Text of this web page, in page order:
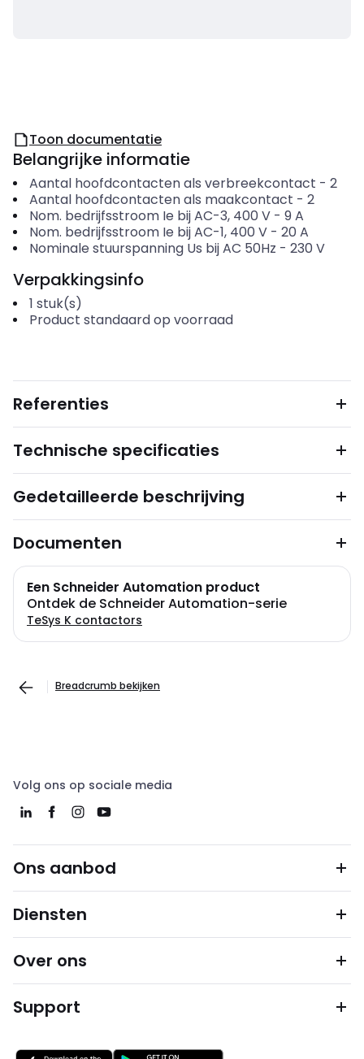
Toon documentatie
Belangrijke informatie
Aantal hoofdcontacten als verbreekcontact - 2
Aantal hoofdcontacten als maakcontact - 2
Nom. bedrijfsstroom Ie bij AC-3, 400 V- 9 A
Nom. bedrijfsstroom Ie bij AC-1, 400 V- 20 A
Nominale stuurspanning Us bij AC 50Hz - 230 V
Verpakkingsinfo
1 stuk(s)
Product standaard op voorraad
Referenties
Technische specificaties
Gedetailleerde beschrijving
Documenten
Een Schneider Automation product
Ontdek de Schneider Automation-serie
TeSys K contactors
Breadcrumb bekijken
Volg ons op sociale media
Ons aanbod
Diensten
Over ons
Support